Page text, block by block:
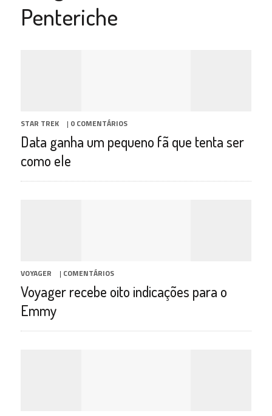
Penteriche
STAR TREK | 0 COMENTÁRIOS
Data ganha um pequeno fã que tenta ser
como ele
VOYAGER | COMENTÁRIOS
Voyager recebe oito indicações para o
Emmy